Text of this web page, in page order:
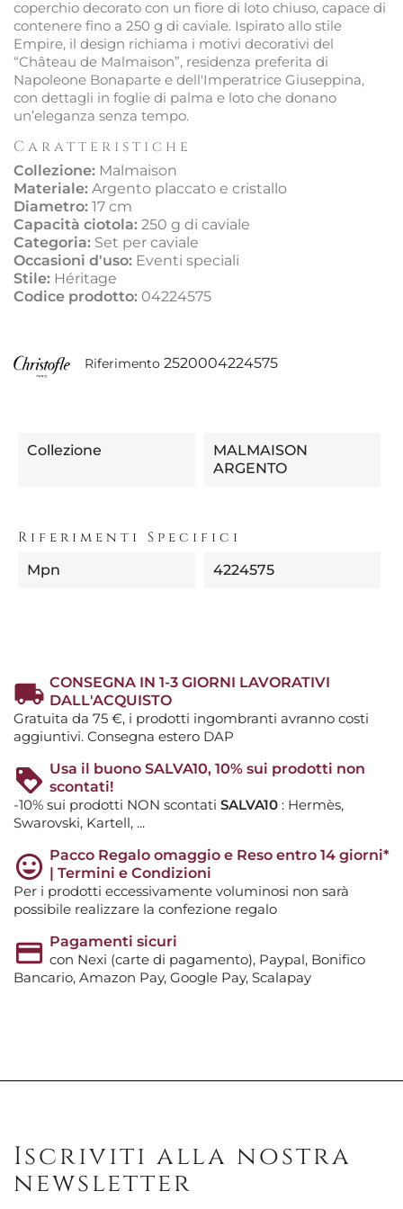
coperchio decorato con un fiore di loto chiuso, capace di
contenere fino a 250 g di caviale. Ispirato allo stile
Empire, il design richiama i motivi decorativi del
“Château de Malmaison”, residenza preferita di
Napoleone Bonaparte e dell'Imperatrice Giuseppina,
con dettagli in foglie di palma e loto che donano
un’eleganza senza tempo.
Caratteristiche
Collezione: Malmaison
Materiale: Argento placcato e cristallo
Diametro: 17 cm
Capacità ciotola: 250 g di caviale
Categoria: Set per caviale
Occasioni d'uso: Eventi speciali
Stile: Héritage
Codice prodotto: 04224575
Riferimento 2520004224575
Collezione
MALMAISON
ARGENTO
Riferimenti Specifici
Mpn 4224575
CONSEGNA IN 1-3 GIORNI LAVORATIVI
DALL'ACQUISTO
Gratuita da 75 €, i prodotti ingombranti avranno costi
aggiuntivi. Consegna estero DAP
Usa il buono SALVA10, 10% sui prodotti non
scontati!
-10% sui prodotti NON scontati SALVA10 : Hermès,
Swarovski, Kartell, ...
Pacco Regalo omaggio e Reso entro 14 giorni*
| Termini e Condizioni
Per i prodotti eccessivamente voluminosi non sarà
possibile realizzare la confezione regalo
Pagamenti sicuri
con Nexi (carte di pagamento), Paypal, Bonifico
Bancario, Amazon Pay, Google Pay, Scalapay
Iscriviti alla nostra
newsletter